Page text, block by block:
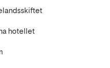
hotellet